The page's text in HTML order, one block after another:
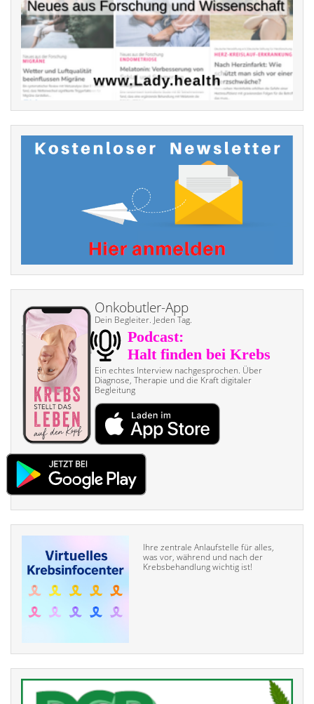
Onkobutler-App
Dein Begleiter. Jeden Tag.
Ein echtes Interview nach­gesprochen. Über
Diagnose, Therapie und die Kraft digitaler
Begleitung
Ihre zentrale Anlaufstelle für alles,
was vor, während und nach der
Krebsbehandlung wichtig ist!